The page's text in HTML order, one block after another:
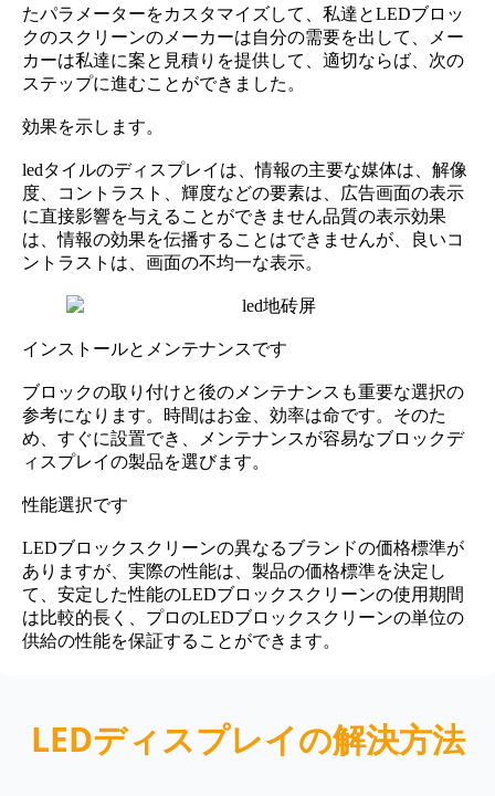
たパラメーターをカスタマイズして、私達とLEDブロッ
クのスクリーンのメーカーは自分の需要を出して、メー
カーは私達に案と見積りを提供して、適切ならば、次の
ステップに進むことができました。
効果を示します。
ledタイルのディスプレイは、情報の主要な媒体は、解像
度、コントラスト、輝度などの要素は、広告画面の表示
に直接影響を与えることができません品質の表示効果
は、情報の効果を伝播することはできませんが、良いコ
ントラストは、画面の不均一な表示。
インストールとメンテナンスです
ブロックの取り付けと後のメンテナンスも重要な選択の
参考になります。時間はお金、効率は命です。そのた
め、すぐに設置でき、メンテナンスが容易なブロックデ
ィスプレイの製品を選びます。
性能選択です
LEDブロックスクリーンの異なるブランドの価格標準が
ありますが、実際の性能は、製品の価格標準を決定し
て、安定した性能のLEDブロックスクリーンの使用期間
は比較的長く、プロのLEDブロックスクリーンの単位の
供給の性能を保証することができます。
LEDディスプレイの解決方法